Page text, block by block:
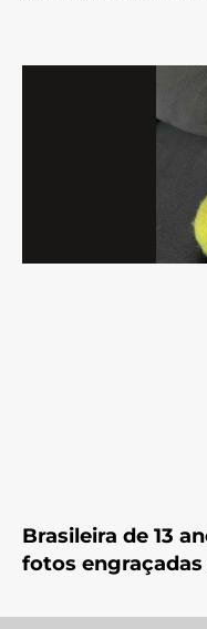
Brasileira de 13
fotos engraçadas